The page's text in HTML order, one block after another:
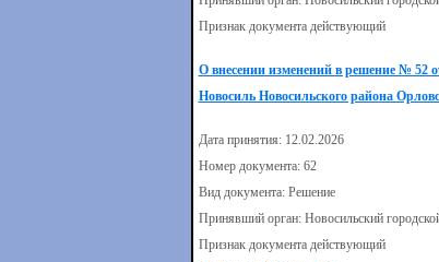
Признак документа действующий
О внесении изменений в решение № 52
Новосиль Новосильского района
Дата принятия: 12.02.2026
Номер документа: 62
Вид документа: Решение
Принявший орган: Новосильский
Признак документа действующий